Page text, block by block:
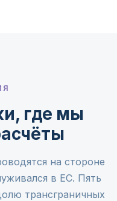
где мы
на стороне
в ЕС. Пять
трансграничных